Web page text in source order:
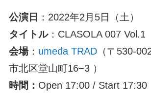
公演日
：2022年2月5日（土）
タイトル：CLASOLA 007 Vol.1
会場： umeda TRAD（〒530-
市北区堂山町16−3 ）
時間： Open 17:00 / Start 17:30